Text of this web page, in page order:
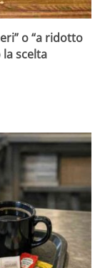
o “a ridotto
scelta